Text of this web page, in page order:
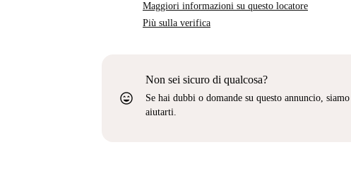
Maggiori informazioni su questo locatore
Più sulla verifica
sentiment_very_satisfied
Non sei sicuro di qualcosa?
Se hai dubbi o domande su questo annuncio,
aiutarti.